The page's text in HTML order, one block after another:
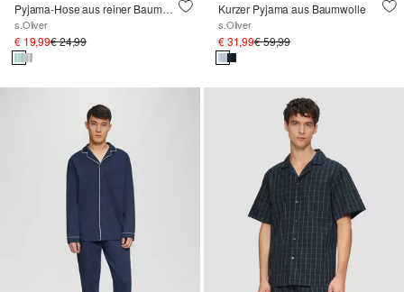
Pyjama-Hose aus reiner Baumwolle
s.Oliver
€ 19,99€ 24,99
Kurzer Pyjama aus Baumwolle
s.Oliver
€ 31,99€ 59,99